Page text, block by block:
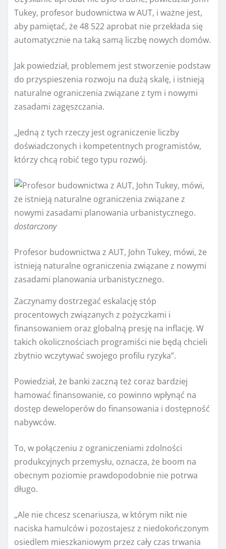
Tukey, profesor budownictwa w AUT, i ważne jest,
aby pamiętać, że 48 522 aprobat nie przekłada się
automatycznie na taką samą liczbę nowych domów.
Jak powiedział, problemem jest stworzenie podstaw
do przyspieszenia rozwoju na dużą skalę, i istnieją
naturalne ograniczenia związane z tym i nowymi
zasadami zagęszczania.
„Jedną z tych rzeczy jest ograniczenie liczby
doświadczonych i kompetentnych programistów,
którzy chcą robić tego typu rozwój.
dostarczony
Profesor budownictwa z AUT, John Tukey, mówi, że
istnieją naturalne ograniczenia związane z nowymi
zasadami planowania urbanistycznego.
Zaczynamy dostrzegać eskalację stóp
procentowych związanych z pożyczkami i
finansowaniem oraz globalną presję na inflację. W
takich okolicznościach programiści nie będą chcieli
zbytnio wczytywać swojego profilu ryzyka”.
Powiedział, że banki zaczną też coraz bardziej
hamować finansowanie, co powinno wpłynąć na
dostęp deweloperów do finansowania i dostępność
nabywców.
To, w połączeniu z ograniczeniami zdolności
produkcyjnych przemysłu, oznacza, że ​​boom na
obecnym poziomie prawdopodobnie nie potrwa
długo.
„Ale nie chcesz scenariusza, w którym nikt nie
naciska hamulców i pozostajesz z niedokończonym
osiedlem mieszkaniowym przez cały czas trwania